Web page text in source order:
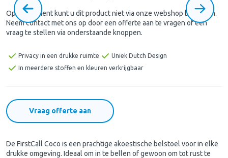
Op dit moment kunt u dit product niet via onze webshop bestellen.
Neem contact met ons op door een offerte aan te vragen of een
vraag te stellen via onderstaande knoppen.
Privacy in een drukke ruimte
Uniek Dutch Design
In meerdere stoffen en kleuren verkrijgbaar
Vraag offerte aan
De FirstCall Coco is een prachtige akoestische belstoel voor in elke
drukke omgeving. Ideaal om in te bellen of gewoon om tot rust te